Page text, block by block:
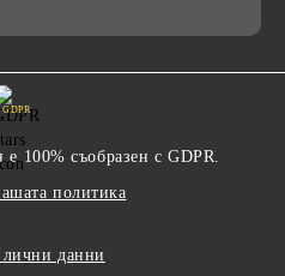
GDPR
100% съобразен с GDPR.
политика
данни